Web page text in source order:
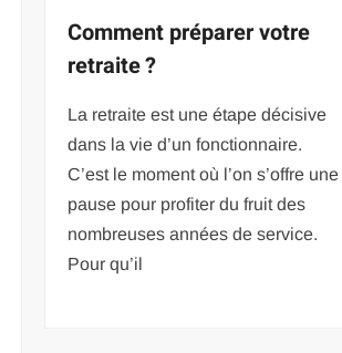
Comment préparer votre
retraite ?
La retraite est une étape décisive
dans la vie d’un fonctionnaire.
C’est le moment où l’on s’offre une
pause pour profiter du fruit des
nombreuses années de service.
Pour qu’il